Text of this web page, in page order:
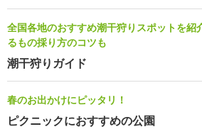
全国各地のおすすめ潮干狩りスポットを紹
るもの採り方のコツも
潮干狩りガイド
春のお出かけにピッタリ！
ピクニックにおすすめの公園